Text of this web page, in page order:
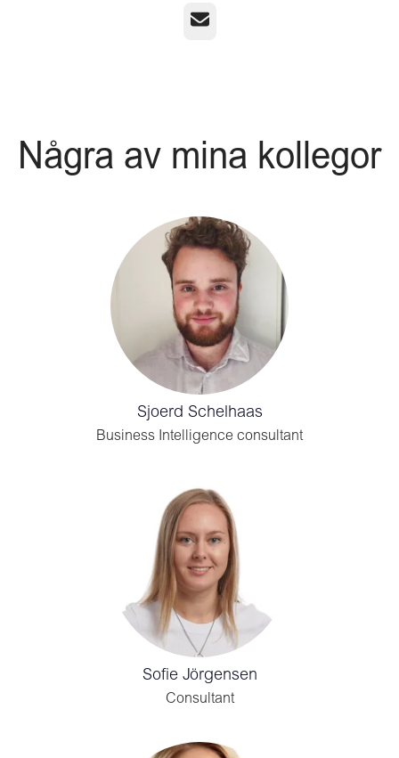
E-post
Några av mina kollegor
Sjoerd Schelhaas
Business Intelligence consultant
Sofie Jörgensen
Consultant